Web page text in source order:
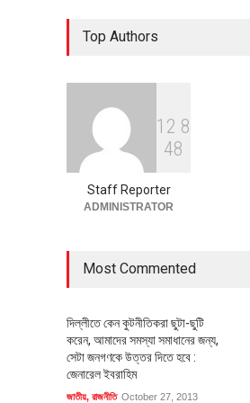
বৈশ্বিক
পোশাক শিল্পে নতুন
Top Authors
1 2 8
48
Staff Reporter
ADMINISTRATOR
Most Commented
দিল্লীতে কেন কুটনীতিকরা ছুটা-ছুটি
করেন, আমাদের সমস্যা সমাধানের জন্য,
সেটা জনগণকে উত্তর দিতে হবে :
জেনারেল ইবরাহিম
জাতীয়, রাজনীতি October 27, 2013